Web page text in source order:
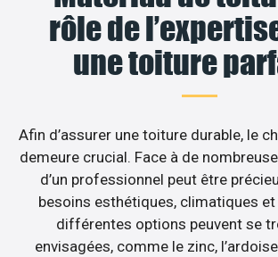
rôle de
une toiture
Afin d’assurer une toiture durable, le
demeure crucial. Face à de
d’un professionnel peut être
besoins esthétiques, climatiques
différentes options peuvent se
envisagées, comme le zinc,